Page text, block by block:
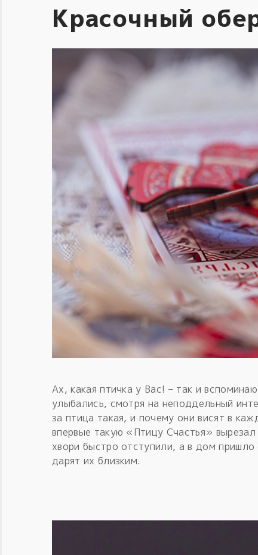
Красочный
Ах, какая птичка у Вас! – так и
улыбались, смотря на неподдельный
за птица такая, и почему они висят в
впервые такую «Птицу Счастья»
хвори быстро отступили, а в дом
дарят их близким.